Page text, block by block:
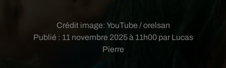
Publié : 11 novembre 2025 à 11h00 par Lucas
Pierre
Crédit image: YouTube / orelsan